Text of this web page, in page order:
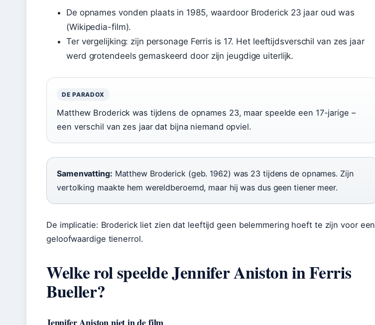
De opnames vonden plaats in 1985, waardoor Broderick 23 jaar oud was
(Wikipedia-film).
Ter vergelijking: zijn personage Ferris is 17. Het leeftijdsverschil van zes jaar
werd grotendeels gemaskeerd door zijn jeugdige uiterlijk.
DE PARADOX
Matthew Broderick was tijdens de opnames 23, maar speelde een 17-jarige –
een verschil van zes jaar dat bijna niemand opviel.
Samenvatting: Matthew Broderick (geb. 1962) was 23 tijdens de opnames. Zijn
vertolking maakte hem wereldberoemd, maar hij was dus geen tiener meer.
De implicatie: Broderick liet zien dat leeftijd geen belemmering hoeft te zijn voor een
geloofwaardige tienerrol.
Welke rol speelde Jennifer Aniston in Ferris
Bueller?